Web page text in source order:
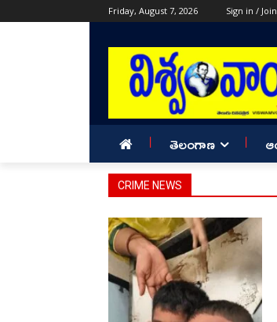
Friday, August 7, 2026 Sign in / Join
తెలంగాణ
CRIME NEWS